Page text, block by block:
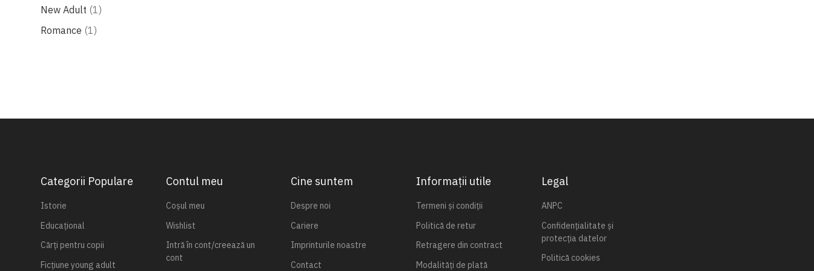
New Adult 1produs
Romance 1produs
Categorii Populare
Istorie
Educațional
Cărți pentru copii
Ficțiune young adult
Contul meu
Coșul meu
Wishlist
Intră în cont/creează un
cont
Cine suntem
Despre noi
Cariere
Imprinturile noastre
Contact
Informații utile
Termeni și condiții
Politică de retur
Retragere din contract
Modalități de plată
Legal
ANPC
Confidențialitate și
protecția datelor
Politică cookies